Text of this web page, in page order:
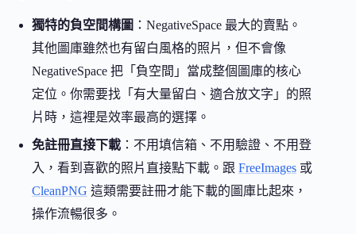
獨特的負空間構圖 ：NegativeSpace 最大的賣點。
其他圖庫雖然也有留白風格的照片，但不會像
NegativeSpace 把「負空間」當成整個圖庫的核心
定位。你需要找「有大量留白、適合放文字」的照
片時，這裡是效率最高的選擇。
免註冊直接下載 ：不用填信箱、不用驗證、不用登
入，看到喜歡的照片直接點下載。跟 FreeImages 或
CleanPNG 這類需要註冊才能下載的圖庫比起來，
操作流暢很多。